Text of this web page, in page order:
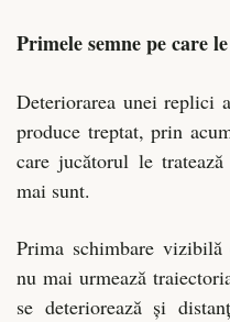
Primele semne pe care
Deteriorarea unei replici
produce treptat, prin
care jucătorul le
mai sunt.
Prima schimbare vizibilă
nu mai urmează
se deteriorează și